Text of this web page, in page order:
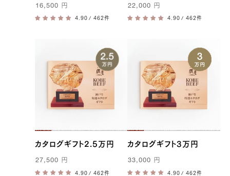
16,500 円
/ 462件
22,000 円
/ 462件
カタログギフト2.5万円
27,500 円
/ 462件
カタログギフト3万円
33,000 円
/ 462件